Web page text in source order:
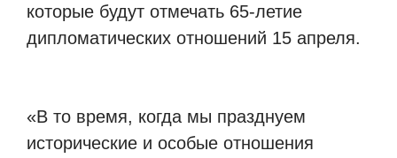
которые будут отмечать 65-летие
дипломатических отношений 15 апреля.
«В то время, когда мы празднуем
исторические и особые отношения